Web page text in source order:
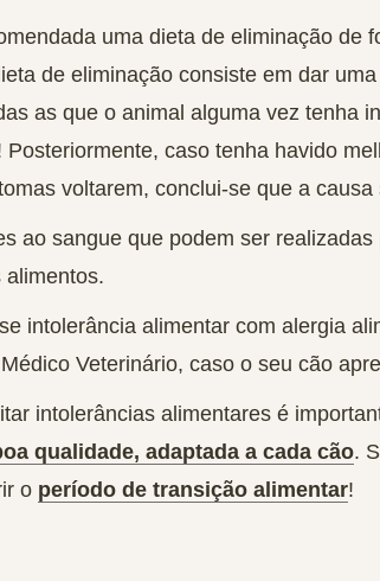
uma dieta de eliminação de
de eliminação consiste em dar
as que o animal alguma vez tenha
Posteriormente, caso tenha havido
voltarem, conclui-se que a
ao sangue que podem ser
alimentos.
intolerância alimentar com alergia
Veterinário, caso o seu cão
intolerâncias alimentares é
qualidade, adaptada a cada cão.
o período de transição alimentar!